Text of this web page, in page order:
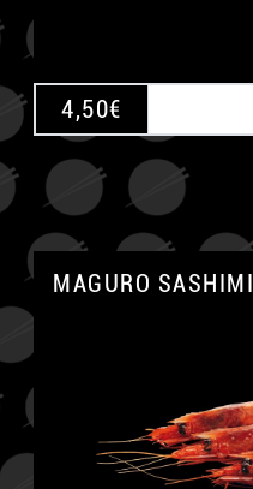
4,50€
MAGURO SASHIMI